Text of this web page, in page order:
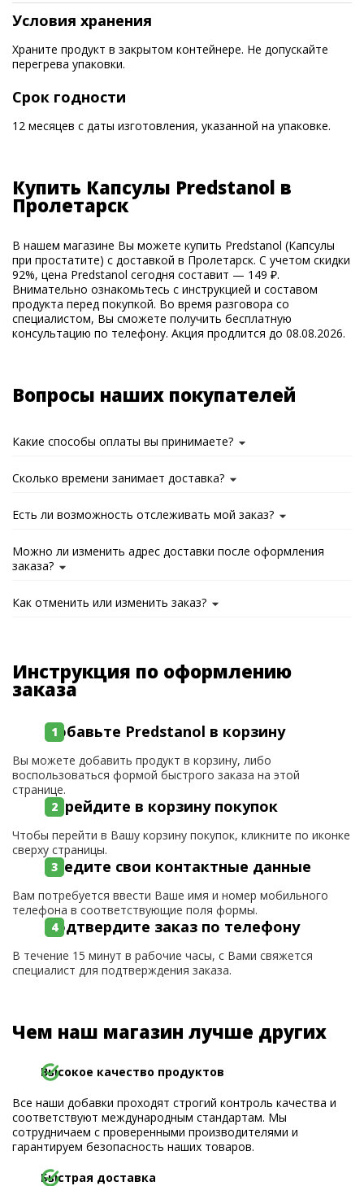
Условия хранения
Храните продукт в закрытом контейнере. Не допускайте
перегрева упаковки.
Срок годности
12 месяцев с даты изготовления, указанной на упаковке.
Купить Капсулы Predstanol в
Пролетарск
В нашем магазине Вы можете купить Predstanol (Капсулы
при простатите) с доставкой в Пролетарск. С учетом скидки
92%, цена Predstanol сегодня составит — 149 ₽.
Внимательно ознакомьтесь с инструкцией и составом
продукта перед покупкой. Во время разговора со
специалистом, Вы сможете получить бесплатную
консультацию по телефону. Акция продлится до 08.08.2026.
Вопросы наших покупателей
Какие способы оплаты вы принимаете?
Сколько времени занимает доставка?
Есть ли возможность отслеживать мой заказ?
Можно ли изменить адрес доставки после оформления
заказа?
Как отменить или изменить заказ?
Инструкция по оформлению
заказа
Добавьте Predstanol в корзину
Вы можете добавить продукт в корзину, либо
воспользоваться формой быстрого заказа на этой
странице.
Перейдите в корзину покупок
Чтобы перейти в Вашу корзину покупок, кликните по иконке
сверху страницы.
Введите свои контактные данные
Вам потребуется ввести Ваше имя и номер мобильного
телефона в соответствующие поля формы.
Подтвердите заказ по телефону
В течение 15 минут в рабочие часы, с Вами свяжется
специалист для подтверждения заказа.
Чем наш магазин лучше других
Высокое качество продуктов
Все наши добавки проходят строгий контроль качества и
соответствуют международным стандартам. Мы
сотрудничаем с проверенными производителями и
гарантируем безопасность наших товаров.
Быстрая доставка